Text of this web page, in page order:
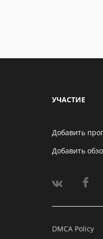
УЧАСТИЕ
Добавить
Добавить
DMCA Policy